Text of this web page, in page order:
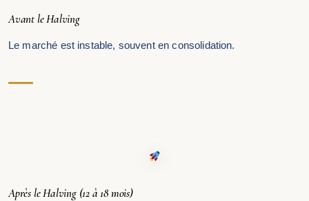
Avant le Halving
Le marché est instable, souvent en consolidation.
Après le Halving (12 à 18 mois)